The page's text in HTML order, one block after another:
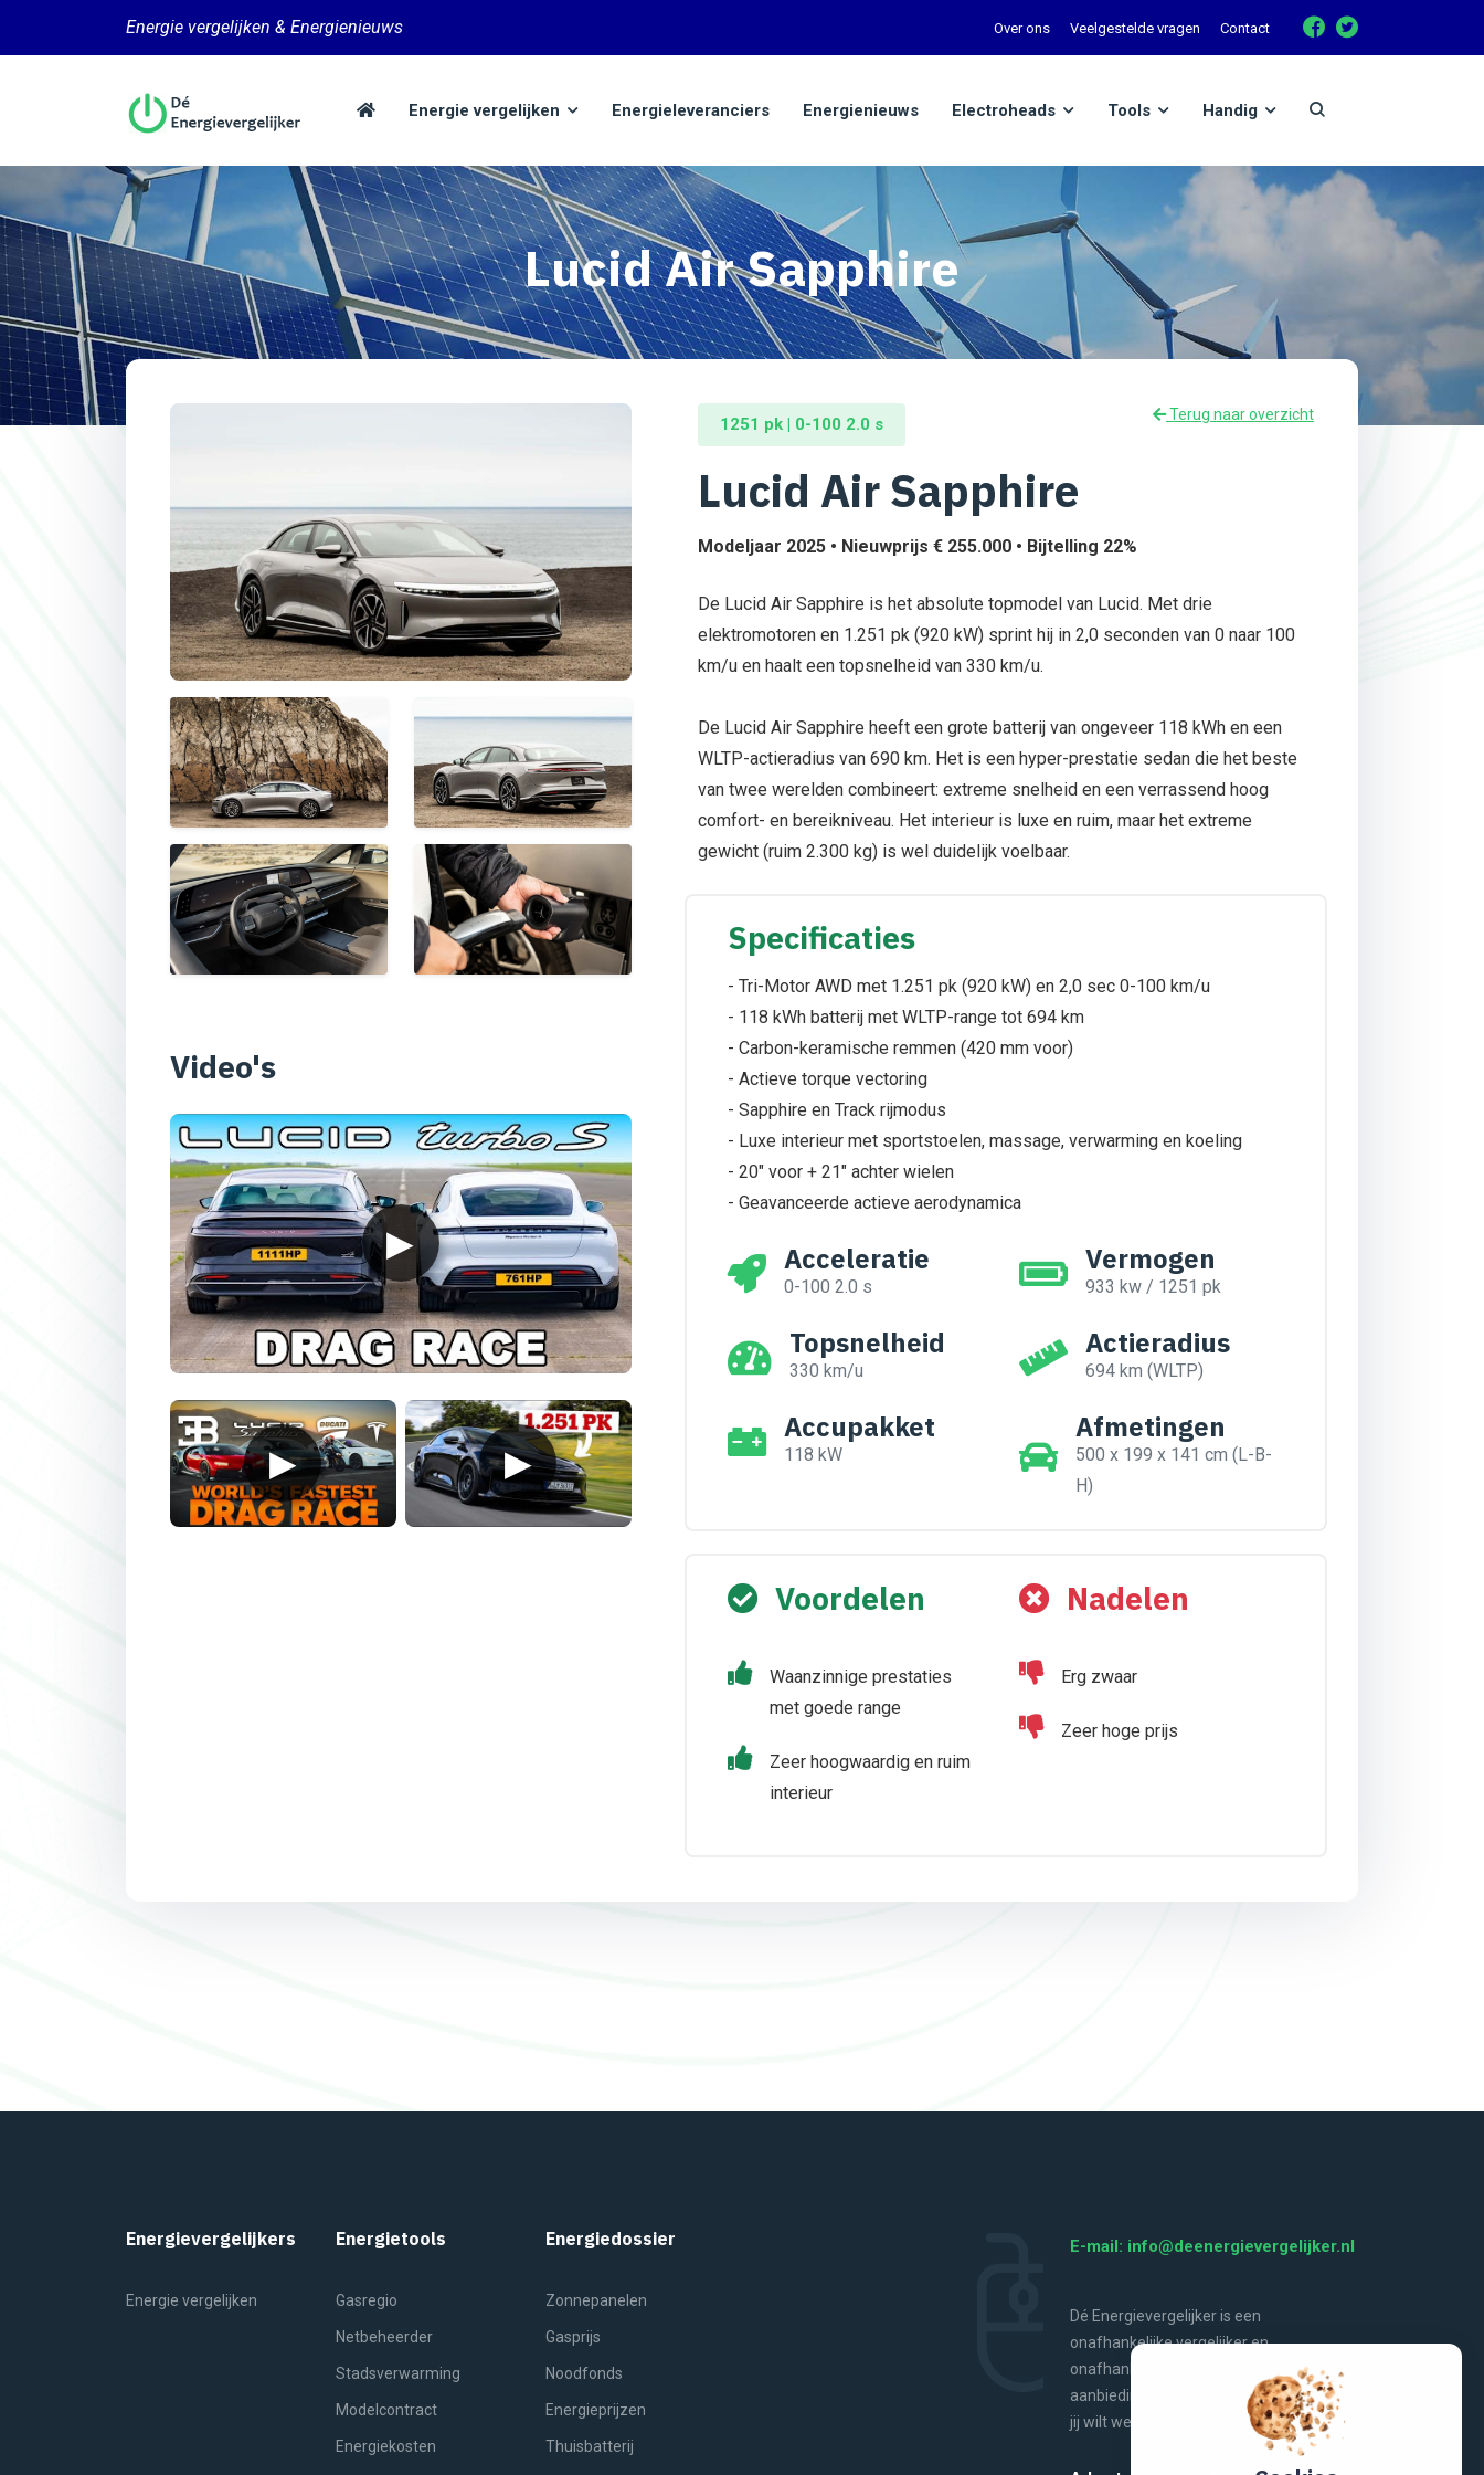
Energie vergelijken & Energienieuws Over ons Veelgestelde vragen Contact
Energie vergelijken Energieleveranciers Energienieuws Electroheads Tools Handig
Lucid Air Sapphire
Video's
▶
▶ ▶
1251 pk | 0-100 2.0 s Terug naar overzicht
Lucid Air Sapphire
Modeljaar 2025 • Nieuwprijs € 255.000 • Bijtelling 22%
De Lucid Air Sapphire is het absolute topmodel van Lucid. Met drie
elektromotoren en 1.251 pk (920 kW) sprint hij in 2,0 seconden van 0 naar 100
km/u en haalt een topsnelheid van 330 km/u.
De Lucid Air Sapphire heeft een grote batterij van ongeveer 118 kWh en een
WLTP-actieradius van 690 km. Het is een hyper-prestatie sedan die het beste
van twee werelden combineert: extreme snelheid en een verrassend hoog
comfort- en bereikniveau. Het interieur is luxe en ruim, maar het extreme
gewicht (ruim 2.300 kg) is wel duidelijk voelbaar.
Specificaties
- Tri-Motor AWD met 1.251 pk (920 kW) en 2,0 sec 0-100 km/u
- 118 kWh batterij met WLTP-range tot 694 km
- Carbon-keramische remmen (420 mm voor)
- Actieve torque vectoring
- Sapphire en Track rijmodus
- Luxe interieur met sportstoelen, massage, verwarming en koeling
- 20" voor + 21" achter wielen
- Geavanceerde actieve aerodynamica
Acceleratie
0-100 2.0 s
Vermogen
933 kw / 1251 pk
Topsnelheid
330 km/u
Actieradius
694 km (WLTP)
Accupakket
118 kW
Afmetingen
500 x 199 x 141 cm (L-B-
H)
Voordelen
Waanzinnige prestaties
met goede range
Zeer hoogwaardig en ruim
interieur
Nadelen
Erg zwaar
Zeer hoge prijs
Energievergelijkers
Energie vergelijken
Energietools
Gasregio
Netbeheerder
Stadsverwarming
Modelcontract
Energiekosten
Energiedossier
Zonnepanelen
Gasprijs
Noodfonds
Energieprijzen
Thuisbatterij
E-mail: info@deenergievergelijker.nl
Dé Energievergelijker is een
onafhankelijke vergelijker en
onafhankelijke bron van energienieuws,
aanbiedingen, handige tools en alles wat
jij wilt weten over energie.